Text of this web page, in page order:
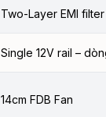
Two-Layer EMI filter
Single 12V rail –
14cm FDB Fan